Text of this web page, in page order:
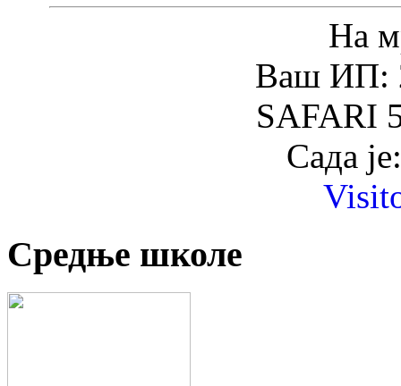
На
Ваш ИП:
SAFARI
Сада
Средње школе